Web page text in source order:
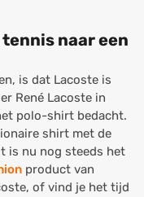
naar een
is dat Lacoste is
René Lacoste in
polo-shirt bedacht.
shirt met de
is nu nog steeds het
product van
of vind je het tijd